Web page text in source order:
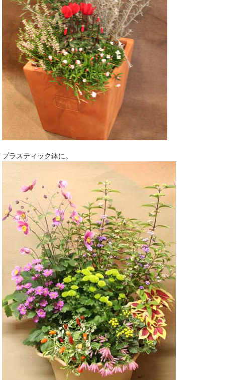
プラスティック鉢に。